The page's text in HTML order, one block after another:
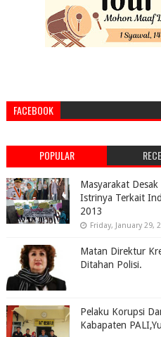
FACEBOOK
POPULAR
Masyarakat
Istrinya Terkait
2013
Friday, January 29,
Matan Direktur
Ditahan Polisi.
Pelaku Korupsi
Kabapaten